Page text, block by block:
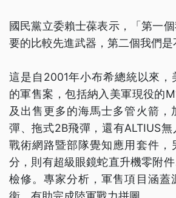
國民黨立委賴士葆表示，「第一
要的比較先進武器，第二個我們是
這是自2001年小布希總統以來，
的軍售案，包括納入美軍現役的
及出售更多的海馬士多管火箭，
彈、拖式2B飛彈，還有ALTIUS
戰術網路暨部隊覺知應用套件，
分，則有超級眼鏡蛇直升機零附
檢修。專家分析，軍售項目涵蓋